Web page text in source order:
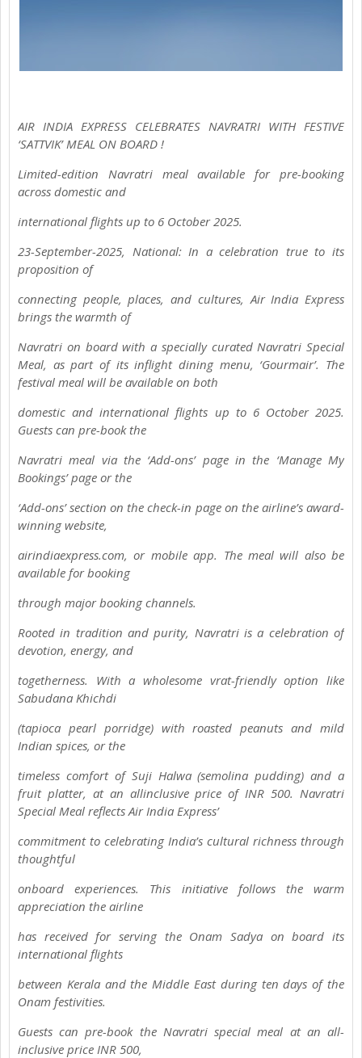
AIR INDIA EXPRESS CELEBRATES NAVRATRI WITH FESTIVE
‘SATTVIK’ MEAL ON BOARD !
Limited-edition Navratri meal available for pre-booking
across domestic and
international flights up to 6 October 2025.
23-September-2025, National: In a celebration true to its
proposition of
connecting people, places, and cultures, Air India Express
brings the warmth of
Navratri on board with a specially curated Navratri Special
Meal, as part of its inflight dining menu, ‘Gourmair’. The
festival meal will be available on both
domestic and international flights up to 6 October 2025.
Guests can pre-book the
Navratri meal via the ‘Add-ons’ page in the ‘Manage My
Bookings’ page or the
‘Add-ons’ section on the check-in page on the airline’s award-
winning website,
airindiaexpress.com, or mobile app. The meal will also be
available for booking
through major booking channels.
Rooted in tradition and purity, Navratri is a celebration of
devotion, energy, and
togetherness. With a wholesome vrat-friendly option like
Sabudana Khichdi
(tapioca pearl porridge) with roasted peanuts and mild
Indian spices, or the
timeless comfort of Suji Halwa (semolina pudding) and a
fruit platter, at an allinclusive price of INR 500. Navratri
Special Meal reflects Air India Express’
commitment to celebrating India’s cultural richness through
thoughtful
onboard experiences. This initiative follows the warm
appreciation the airline
has received for serving the Onam Sadya on board its
international flights
between Kerala and the Middle East during ten days of the
Onam festivities.
Guests can pre-book the Navratri special meal at an all-
inclusive price INR 500,